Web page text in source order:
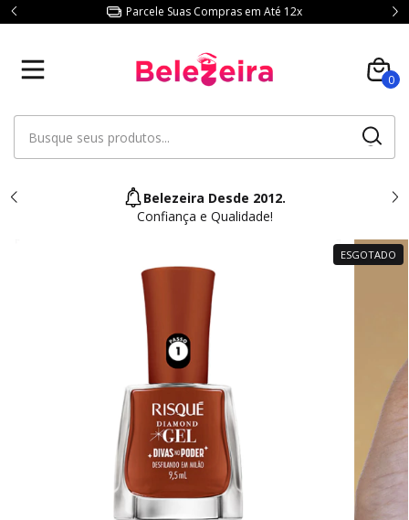
Parcele Suas Compras em Até 12x
0
Belezeira Desde 2012.
Confiança e Qualidade!
ESGOTADO